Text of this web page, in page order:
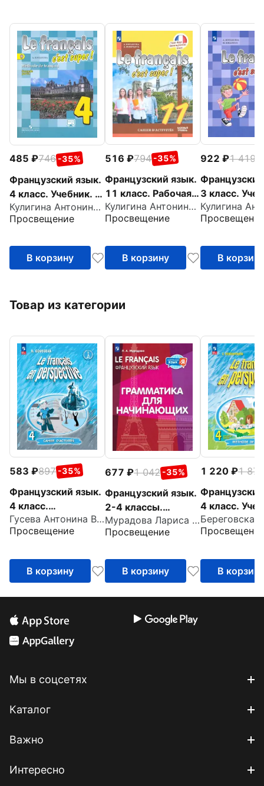
485 746 -35%
Французский язык.
4 класс. Учебник. В
2-х частях. Часть
2. ФГОС
Кулигина Антонина Степановна
Просвещение
В корзину
516 794 -35%
Французский язык.
11 класс. Рабочая
тетрадь
Кулигина Антонина Степановна
Просвещение
В корзину
922 1 419
3 класс.
Часть 1.
В корзину
Товар из категории
583 897 -35%
Французский язык.
4 класс.
Углубленный
уровень. Рабочая
Гусева Антонина Васильевна
Просвещение
В корзину
677 1 042 -35%
Французский язык.
2-4 классы.
Грамматика для
начинающих
Мурадова Лариса Андреевна
Просвещение
В корзину
1 220
1 877
4 класс.
Часть 2.
В корзину
Мы в соцсетях
Каталог
Важно
Интересно